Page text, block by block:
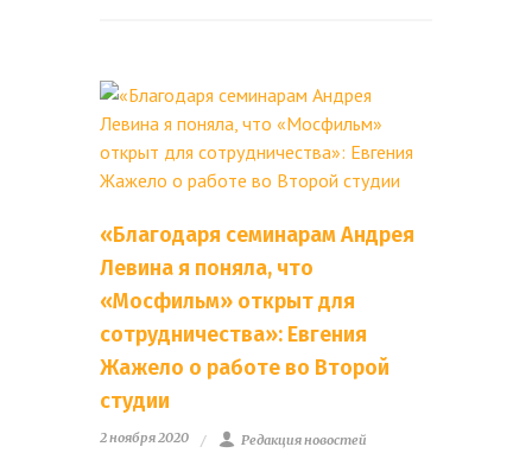
«Благодаря семинарам Андрея
Левина я поняла, что
«Мосфильм» открыт для
сотрудничества»: Евгения
Жажело о работе во Второй
студии
2 ноября 2020 Редакция новостей